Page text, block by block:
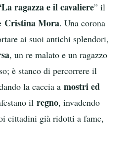
ragazza e il cavaliere” il
Cristina Mora. Una corona
ai suoi antichi splendori,
, un re malato e un ragazzo
è stanco di percorrere il
la caccia a mostri ed
il regno, invadendo
cittadini già ridotti a fame,